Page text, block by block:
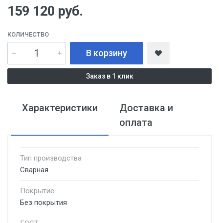
159 120 руб.
КОЛИЧЕСТВО
В корзину
Заказ в 1 клик
Характеристики
Доставка и
оплата
Тип производства
Сварная
Покрытие
Без покрытия